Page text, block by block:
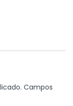
Campos